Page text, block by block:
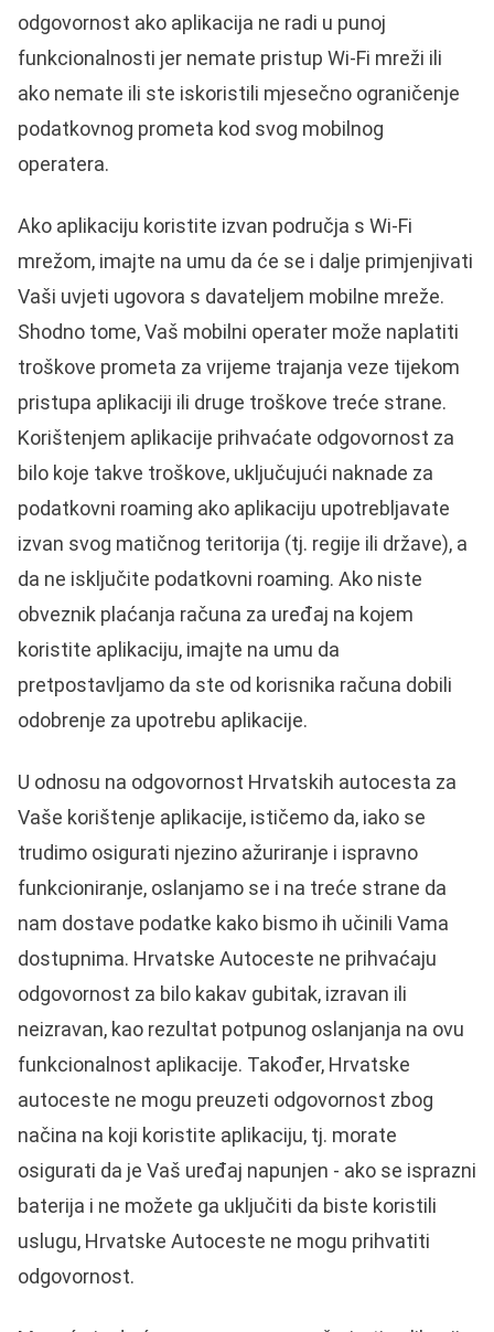
odgovornost ako aplikacija ne radi u punoj
funkcionalnosti jer nemate pristup Wi-Fi mreži ili
ako nemate ili ste iskoristili mjesečno ograničenje
podatkovnog prometa kod svog mobilnog
operatera.
Ako aplikaciju koristite izvan područja s Wi-Fi
mrežom, imajte na umu da će se i dalje primjenjivati
Vaši uvjeti ugovora s davateljem mobilne mreže.
Shodno tome, Vaš mobilni operater može naplatiti
troškove prometa za vrijeme trajanja veze tijekom
pristupa aplikaciji ili druge troškove treće strane.
Korištenjem aplikacije prihvaćate odgovornost za
bilo koje takve troškove, uključujući naknade za
podatkovni roaming ako aplikaciju upotrebljavate
izvan svog matičnog teritorija (tj. regije ili države), a
da ne isključite podatkovni roaming. Ako niste
obveznik plaćanja računa za uređaj na kojem
koristite aplikaciju, imajte na umu da
pretpostavljamo da ste od korisnika računa dobili
odobrenje za upotrebu aplikacije.
U odnosu na odgovornost Hrvatskih autocesta za
Vaše korištenje aplikacije, ističemo da, iako se
trudimo osigurati njezino ažuriranje i ispravno
funkcioniranje, oslanjamo se i na treće strane da
nam dostave podatke kako bismo ih učinili Vama
dostupnima. Hrvatske Autoceste ne prihvaćaju
odgovornost za bilo kakav gubitak, izravan ili
neizravan, kao rezultat potpunog oslanjanja na ovu
funkcionalnost aplikacije. Također, Hrvatske
autoceste ne mogu preuzeti odgovornost zbog
načina na koji koristite aplikaciju, tj. morate
osigurati da je Vaš uređaj napunjen - ako se isprazni
baterija i ne možete ga uključiti da biste koristili
uslugu, Hrvatske Autoceste ne mogu prihvatiti
odgovornost.